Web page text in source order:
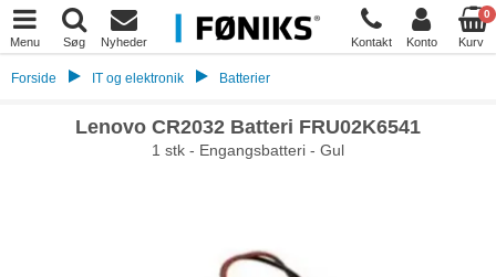
Menu Søg Nyheder Kontakt Konto
0
Kurv
Forside IT og elektronik Batterier
Lenovo CR2032 Batteri FRU02K6541
1 stk - Engangsbatteri - Gul